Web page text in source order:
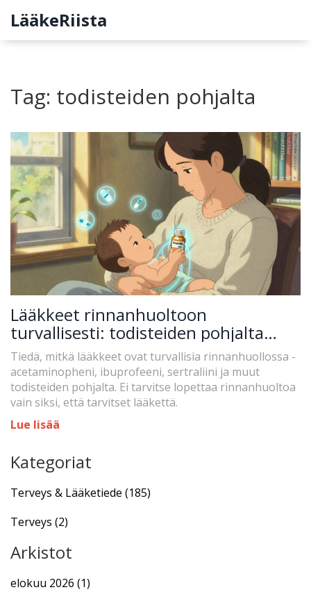
LääkeRiista
Tag: todisteiden pohjalta
Lääkkeet rinnanhuoltoon
turvallisesti: todisteiden pohjalta
valitut vaihtoehdot
Tiedä, mitkä lääkkeet ovat turvallisia rinnanhuollossa -
acetaminopheni, ibuprofeeni, sertraliini ja muut
todisteiden pohjalta. Ei tarvitse lopettaa rinnanhuoltoa
vain siksi, että tarvitset lääkettä.
Lue lisää
Kategoriat
Terveys & Lääketiede (185)
Terveys (2)
Arkistot
elokuu 2026 (1)